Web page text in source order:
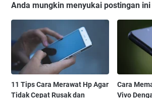
Anda mungkin menyukai postingan ini
11 Tips Cara Merawat Hp Agar
Tidak Cepat Rusak dan
Cara
Vivo